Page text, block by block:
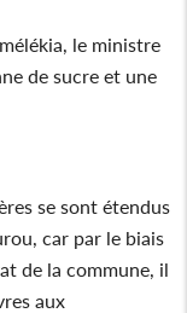
le ministre
de sucre et une
se sont étendus
car par le biais
de la commune, il
aux